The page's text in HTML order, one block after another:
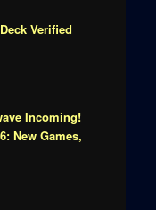
Verified
Incoming!
New Games,